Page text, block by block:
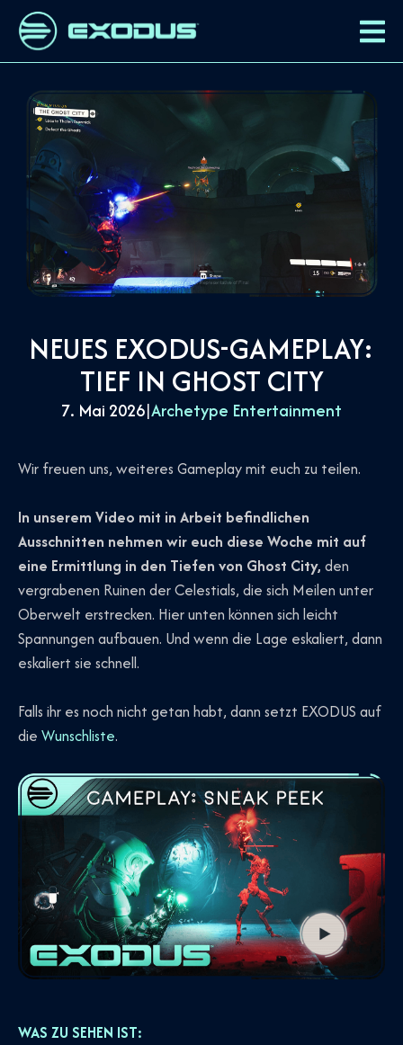
NEUES EXODUS-GAMEPLAY:
TIEF IN GHOST CITY
7. Mai 2026|Archetype Entertainment
Wir freuen uns, weiteres Gameplay mit euch zu teilen.
In unserem Video mit in Arbeit befindlichen
Ausschnitten nehmen wir euch diese Woche mit auf
eine Ermittlung in den Tiefen von Ghost City, den
vergrabenen Ruinen der Celestials, die sich Meilen unter
Oberwelt erstrecken. Hier unten können sich leicht
Spannungen aufbauen. Und wenn die Lage eskaliert, dann
eskaliert sie schnell.
Falls ihr es noch nicht getan habt, dann setzt EXODUS auf
die Wunschliste.
WAS ZU SEHEN IST: